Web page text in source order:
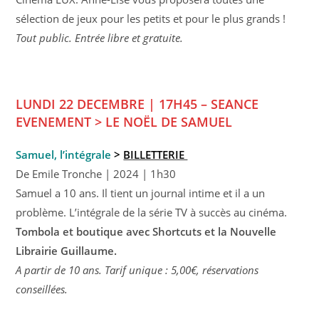
sélection de jeux pour les petits et pour le plus grands !
Tout public. Entrée libre et gratuite.
LUNDI 22 DECEMBRE | 17H45 –SEANCE
EVENEMENT > LE NOËL DE SAMUEL
Samuel, l’intégrale > BILLETTERIE
De Emile Tronche | 2024 | 1h30
Samuel a 10 ans. Il tient un journal intime et il a un
problème. L’intégrale de la série TV à succès au cinéma.
Tombola et boutique avec Shortcuts et la Nouvelle
Librairie Guillaume.
A partir de 10 ans. Tarif unique : 5,00€, réservations
conseillées.